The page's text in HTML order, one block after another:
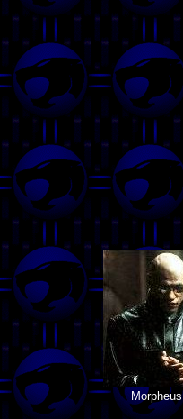
Morpheus